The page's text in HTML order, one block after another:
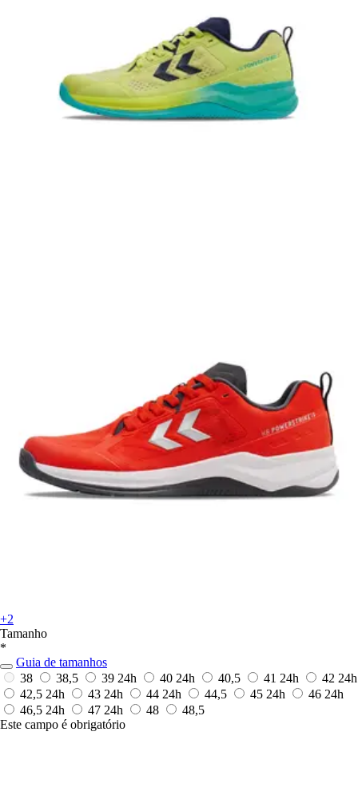
+2
Tamanho
*
Guia de tamanhos
38
38,5 39 24h 40 24h 40,5 41 24h 42 24h
42,5 24h 43 24h 44 24h 44,5 45 24h 46 24h
46,5 24h 47 24h 48
48,5
Este campo é obrigatório